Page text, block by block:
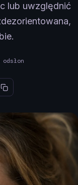
lub uwzględnić
odsłon